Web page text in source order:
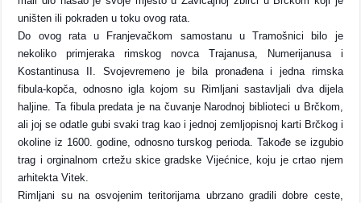
uništen ili pokraden u toku ovog rata.
Do ovog rata u Franjevačkom samostanu u Tramošnici bilo je
nekoliko primjeraka rimskog novca Trajanusa, Numerijanusa i
Kostantinusa II. Svojevremeno je bila pronađena i jedna rimska
fibula-kopča, odnosno igla kojom su Rimljani sastavljali dva dijela
haljine. Ta fibula predata je na čuvanje Narodnoj biblioteci u Brčkom,
ali joj se odatle gubi svaki trag kao i jednoj zemljopisnoj karti Brčkog i
okoline iz 1600. godine, odnosno turskog perioda. Takođe se izgubio
trag i orginalnom crtežu skice gradske Vijećnice, koju je crtao njem
arhitekta Vitek.
Rimljani su na osvojenim teritorijama ubrzano gradili dobre ceste,